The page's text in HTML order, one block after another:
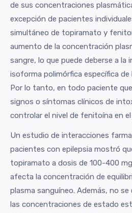
de sus concentraciones
excepción de pacientes
simultáneo de topiramato y
aumento de la concentración
sangre, lo que puede deberse a la
isoforma polimórfica específica de
Por lo tanto, en todo paciente
signos o síntomas clínicos de
controlar el nivel de fenitoína en
Un estudio de interacciones
pacientes con epilepsia mostró
topiramato a dosis de 100-400
afecta la concentración de
plasma sanguíneo. Además, no
las concentraciones de estado